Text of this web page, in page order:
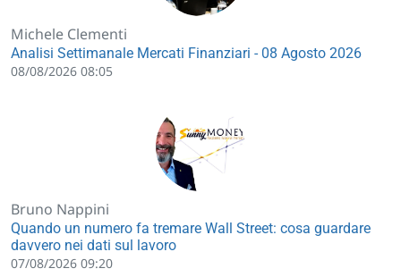
Michele Clementi
Analisi Settimanale Mercati Finanziari - 08 Agosto 2026
08/08/2026 08:05
Bruno Nappini
Quando un numero fa tremare Wall Street: cosa guardare
davvero nei dati sul lavoro
07/08/2026 09:20